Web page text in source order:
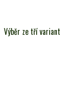
Výběr ze tří variant